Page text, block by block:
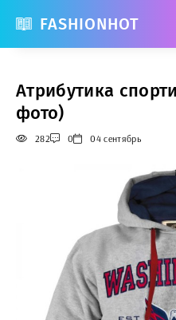
FASHIONHOT
Атрибутика
фото)
282 0 04 сентябрь